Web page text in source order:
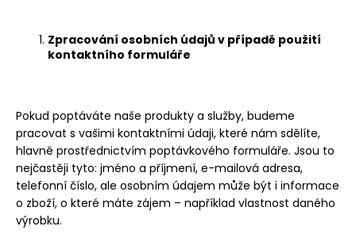
Zpracování osobních údajů v případě použití
kontaktního formuláře
Pokud poptáváte naše produkty a služby, budeme
pracovat s vašimi kontaktními údaji, které nám sdělíte,
hlavně prostřednictvím poptávkového formuláře. Jsou to
nejčastěji tyto: jméno a příjmení, e-mailová adresa,
telefonní číslo, ale osobním údajem může být i informace
o zboží, o které máte zájem – například vlastnost daného
výrobku.
DŘEVĚNÝ
OBRAZ
NA
STĚNU
-
OSTRAVA
550